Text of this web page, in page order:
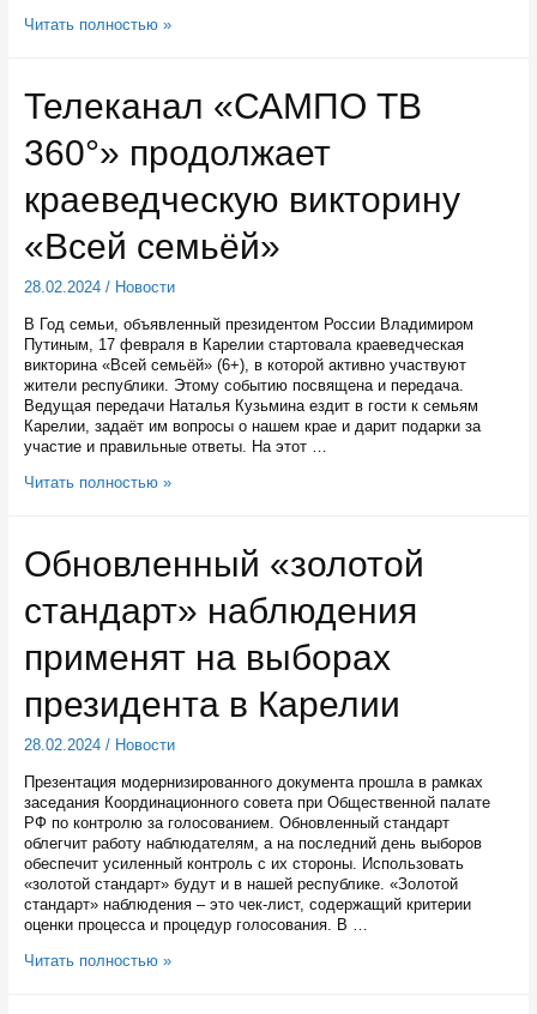
Претендентов
конкурсе
учитель»
в
с
днем
больше
Читать полностью »
Телеканал «САМПО ТВ
360°» продолжает
краеведческую викторину
«Всей семьёй»
28.02.2024/ Новости
В Год семьи, объявленный президентом России Владимиром
Путиным, 17 февраля в Карелии стартовала краеведческая
викторина «Всей семьёй» (6+), в которой активно участвуют
жители республики. Этому событию посвящена и передача.
Ведущая передачи Наталья Кузьмина ездит в гости к семьям
Карелии, задаёт им вопросы о нашем крае и дарит подарки за
участие и правильные ответы. На этот …
Телеканал
продолжает
краеведческую
викторину
«Всей
Читать полностью »
Обновленный «золотой
стандарт» наблюдения
применят на выборах
президента в Карелии
28.02.2024/ Новости
Презентация модернизированного документа прошла в рамках
заседания Координационного совета при Общественной палате
РФ по контролю за голосованием. Обновленный стандарт
облегчит работу наблюдателям, а на последний день выборов
обеспечит усиленный контроль с их стороны. Использовать
«золотой стандарт» будут и в нашей республике. «Золотой
стандарт» наблюдения – это чек-лист, содержащий критерии
оценки процесса и процедур голосования. В …
Обновленный
Читать полностью »